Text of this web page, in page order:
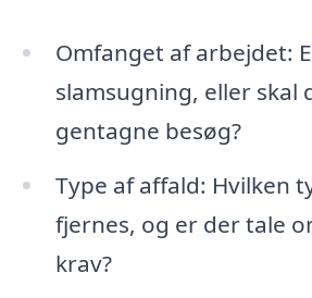
Omfanget af arbejdet:
slamsugning, eller skal
gentagne besøg?
Type af affald: Hvilken
fjernes, og er der tale
krav?